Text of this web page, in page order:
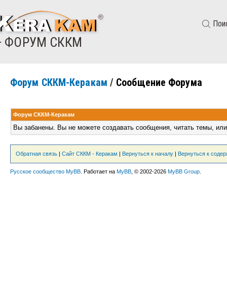
ФОРУМ СККМ
Форум СККМ-Керакам / Сообщение Форума
Форум СККМ-Керакам
Вы забанены. Вы не можете создавать сообщения, читать темы,
Обратная связь | Сайт СККМ - Керакам | Вернуться к началу | Вернуться к
Русское сообщество MyBB . Работает на MyBB , © 2002-2026 MyBB Group